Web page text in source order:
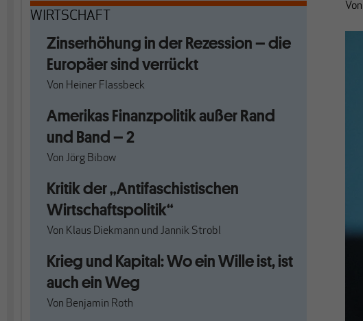
WIRTSCHAFT
Zinserhöhung in der Rezession – die
Europäer sind verrückt
Von Heiner Flassbeck
Amerikas Finanzpolitik außer Rand
und Band – 2
Von Jörg Bibow
Kritik der „Antifaschistischen
Wirtschaftspolitik“
Von Klaus Diekmann und Jannik Strobl
Krieg und Kapital: Wo ein Wille ist, ist
auch ein Weg
Von Benjamin Roth
Von